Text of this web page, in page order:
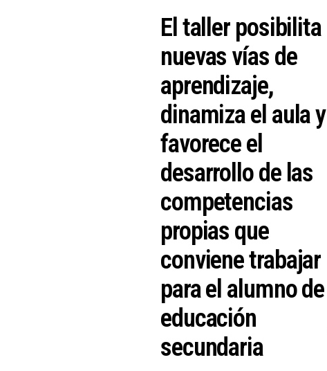
El taller posibilita
nuevas vías de
aprendizaje,
dinamiza el aula y
favorece el
desarrollo de las
competencias
propias que
conviene trabajar
para el alumno de
educación
secundaria